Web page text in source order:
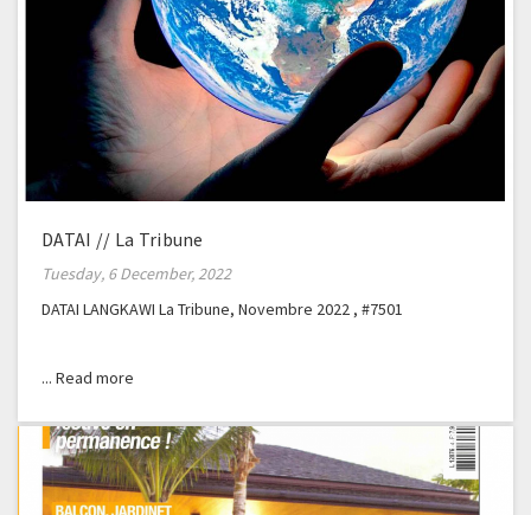
DATAI // La Tribune
Tuesday, 6 December, 2022
DATAI LANGKAWI La Tribune, Novembre 2022 , #7501